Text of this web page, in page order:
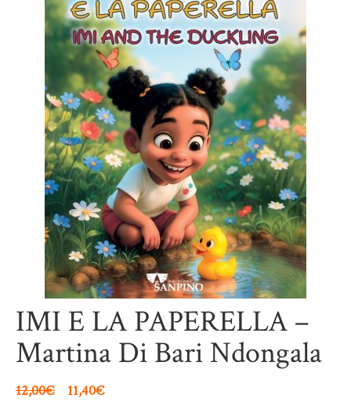
IMI E LA PAPERELLA –
Martina Di Bari Ndongala
12,00€ 11,40€